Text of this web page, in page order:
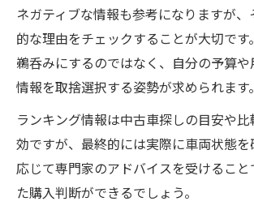
ネガティブな情報も参考になりますが
的な理由をチェックすることが大切です
鵜呑みにするのではなく、自分の予算
情報を取捨選択する姿勢が求められます。
ランキング情報は中古車探しの目安や
効ですが、最終的には実際に車両状態
応じて専門家のアドバイスを受けること
た購入判断ができるでしょう。